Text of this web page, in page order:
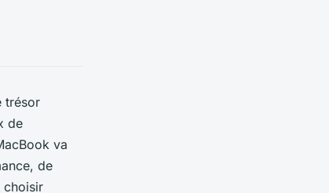
trésor
de
va
de
choisir